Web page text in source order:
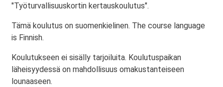
"Työturvallisuuskortin kertauskoulutus".
Tämä koulutus on suomenkielinen. The course language
is Finnish.
Koulutukseen ei sisälly tarjoiluita. Koulutuspaikan
läheisyydessä on mahdollisuus omakustanteiseen
lounaaseen.